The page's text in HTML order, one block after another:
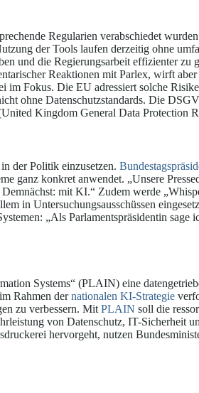
Regularien verabschiedet
der Tools laufen derzeitig ohne
und die Regierungsarbeit effizienter zu
Reaktionen mit Parlex, wirft aber
im Fokus. Die EU adressiert solche
ohne Datenschutzstandards. Die
Kingdom General Data Protection
der Politik einzusetzen.
ganz konkret anwendet. „Unsere
mit KI.“ Zudem werde
in Untersuchungsausschüssen
„Als Parlamentspräsidentin
Systems“ (PLAIN) eine
Rahmen dernationalen KI-Strategie
zu verbessern. Mit PLAIN soll die
von Datenschutz, IT-Sicherheit
hervorgeht, nutzen